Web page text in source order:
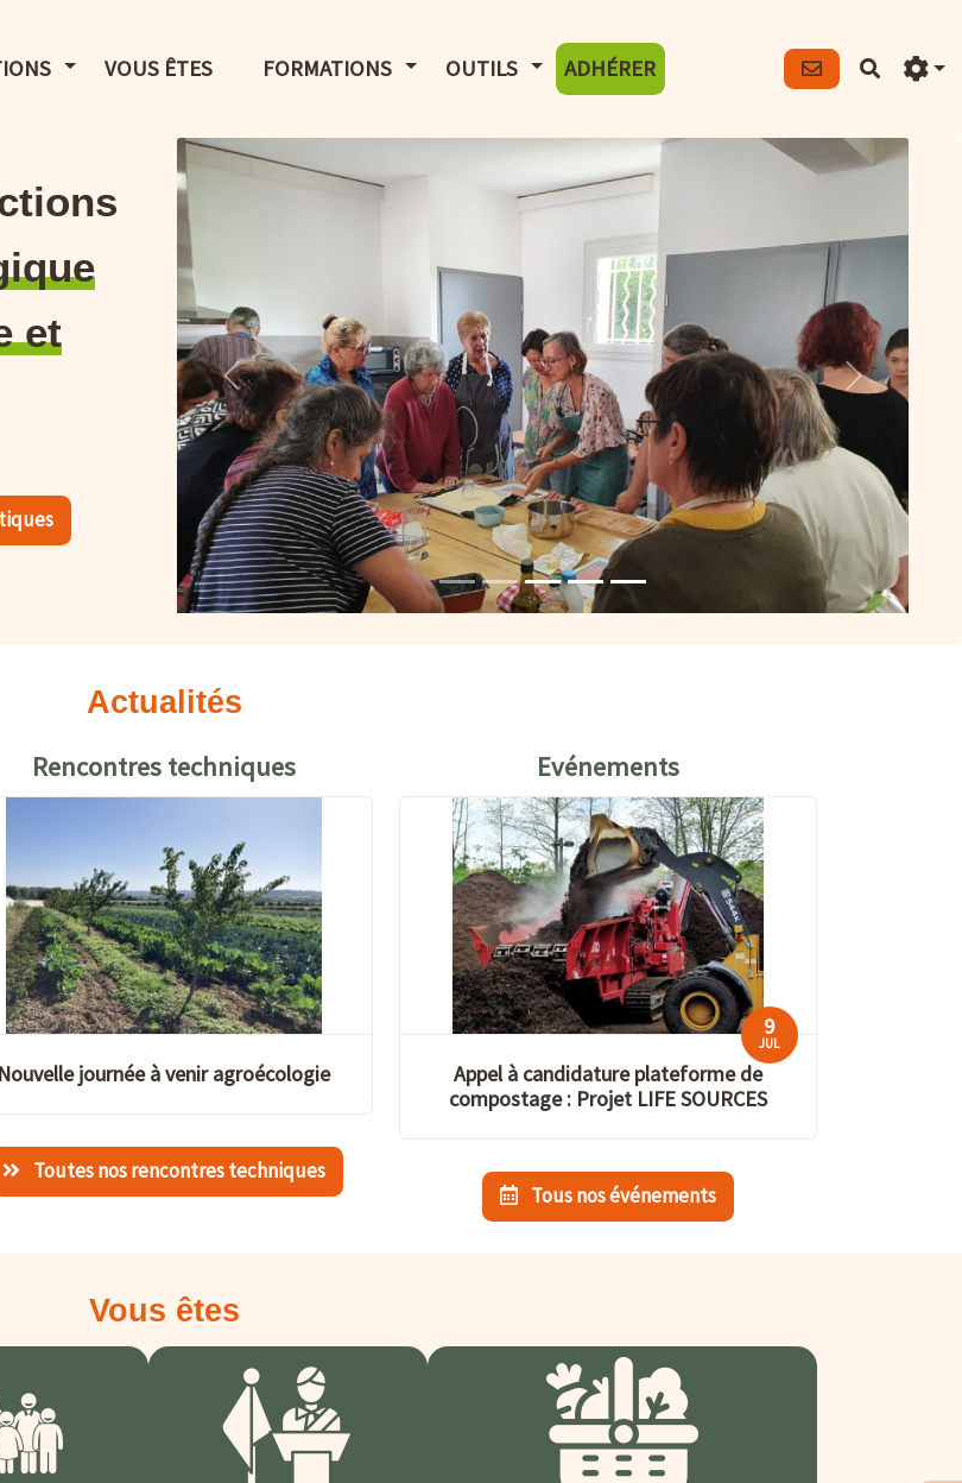
LE MENUAFFICHER LE MENU
VOUS ÊTES FORMATIONS AFFICHER LE MENU
OUTILS AFFICHER LE MENU
ADHÉRER
et
Précédent Suivant
Actualités
Rencontres techniques
Nouvelle journée à venir agroécologie
Toutes nos rencontres techniques
Evénements
Appel à candidature plateforme de
compostage : Projet LIFE SOURCES
9
JUL
Tous nos événements
Vous êtes